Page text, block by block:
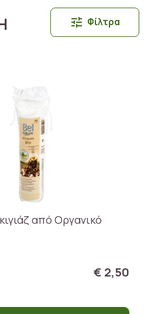
Φίλτρα
από Οργανικό
€ 2,50